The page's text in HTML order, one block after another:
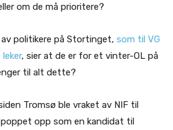
om de må prioritere?
politikere på Stortinget, som til VG
, sier at de er for et vinter-OL på
til alt dette?
Tromsø ble vraket av NIF til
poppet opp som en kandidat til